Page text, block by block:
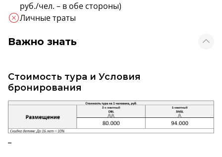
руб./чел. – в обе стороны)
Личные траты
Важно знать
Стоимость тура и Условия
бронирования